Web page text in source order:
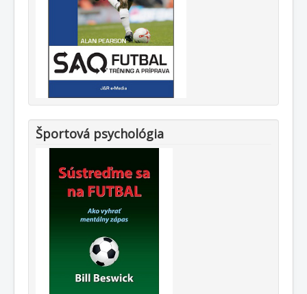
Športová psychológia